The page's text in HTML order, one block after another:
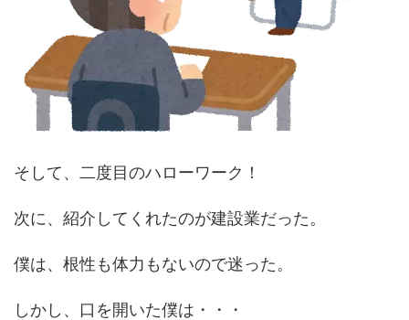
そして、二度目のハローワーク！
次に、紹介してくれたのが建設業だった。
僕は、根性も体力もないので迷った。
しかし、口を開いた僕は・・・